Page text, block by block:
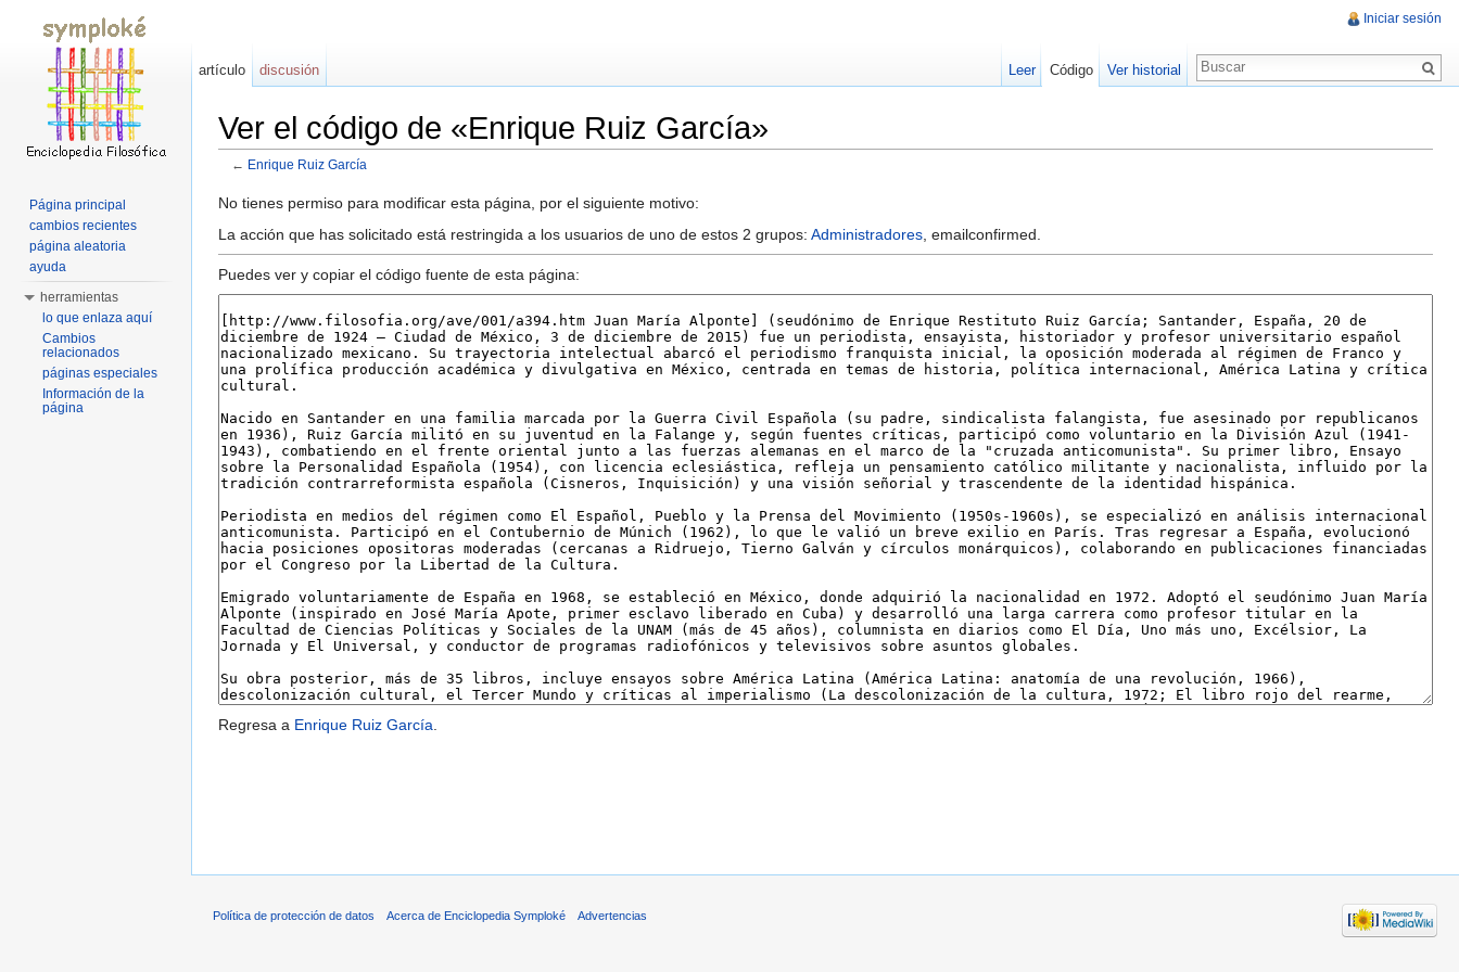
Ver el código de «Enrique Ruiz García»
← Enrique Ruiz García
No tienes permiso para modificar esta página, por el siguiente motivo:
La acción que has solicitado está restringida a los usuarios de uno de estos 2 grupos: Administradores , emailconfirmed.
Puedes ver y copiar el código fuente de esta página:
Regresa a Enrique Ruiz García.
Iniciar sesión
artículo discusión Leer Código Ver historial
Página principal
cambios recientes
página aleatoria
ayuda
herramientas
lo que enlaza aquí
Cambios
relacionados
páginas especiales
Información de la
página
Política de protección de datos Acerca de Enciclopedia Symploké Advertencias